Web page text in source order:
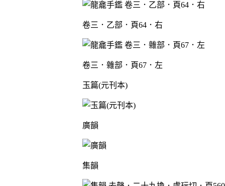
卷三．乙部．頁64．右
卷三．雜部．頁67．左
玉篇(元刊本)
廣韻
集韻